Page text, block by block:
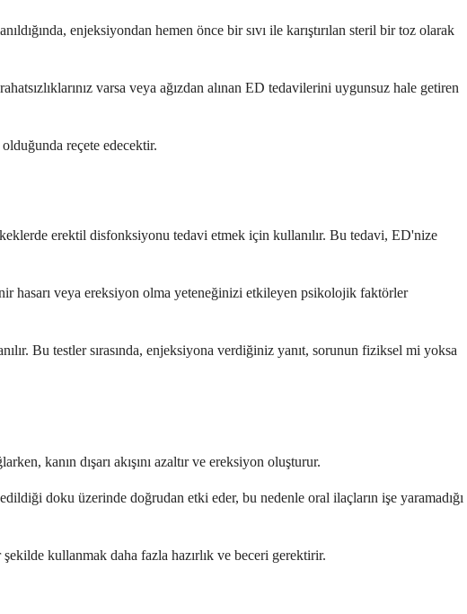
enjeksiyondan hemen önce bir sıvı ile karıştırılan steril bir toz olarak
varsa veya ağızdan alınan ED tedavilerini uygunsuz hale getiren
reçete edecektir.
erektil disfonksiyonu tedavi etmek için kullanılır. Bu tedavi, ED'nize
hasarı veya ereksiyon olma yeteneğinizi etkileyen psikolojik faktörler
Bu testler sırasında, enjeksiyona verdiğiniz yanıt, sorunun fiziksel mi yoksa
kanın dışarı akışını azaltır ve ereksiyon oluşturur.
doku üzerinde doğrudan etki eder, bu nedenle oral ilaçların işe yaramadığı
kullanmak daha fazla hazırlık ve beceri gerektirir.